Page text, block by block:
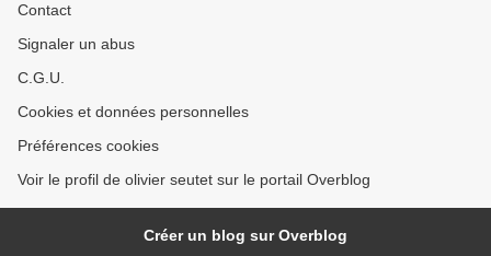
Contact
Signaler un abus
C.G.U.
Cookies et données personnelles
Préférences cookies
Voir le profil de olivier seutet sur le portail Overblog
Créer un blog sur Overblog